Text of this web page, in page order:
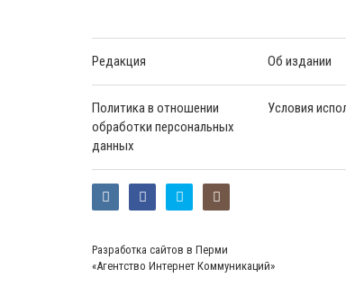
Редакция Об издании
Политика в отношении
обработки персональных
данных
Условия
Разработка сайтов в Перми
«Агентство Интернет Коммуникаций»